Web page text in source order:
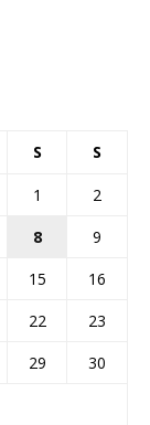
S S
1
2
8
9
15
16
22
23
29
30